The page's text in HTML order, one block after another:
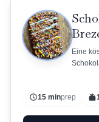
Eine
15 minprep